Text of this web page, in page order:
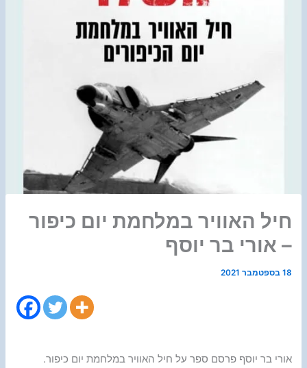
חיל האוויר במלחמת יום כיפור
– אורי בר יוסף
18 בספטמבר 2021
אורי בר יוסף פרסם ספר על חיל האוויר במלחמת יום כיפור.